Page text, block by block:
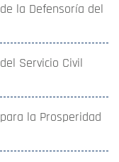
la Defensoría del
Servicio Civil
la Prosperidad